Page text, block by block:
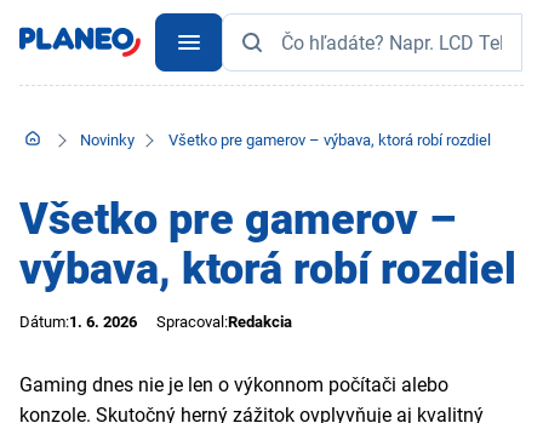
Novinky Všetko pre gamerov – výbava, ktorá robí rozdiel
Všetko pre gamerov –
výbava, ktorá robí rozdiel
Dátum:1. 6. 2026 Spracoval:Redakcia
Gaming dnes nie je len o výkonnom počítači alebo
konzole. Skutočný herný zážitok ovplyvňuje aj kvalitný